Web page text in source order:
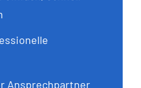
Ansprechpartner